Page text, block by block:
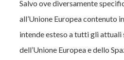
Salvo ove diversamente
all’Unione Europea contenuto
intende esteso a tutti gli
dell’Unione Europea e dello